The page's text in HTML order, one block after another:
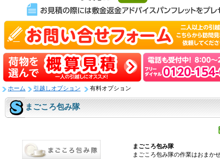
ホーム 引越しオプション 有料オプション
まごころ包み隊
まごころ包み隊
まごころ包み隊の作業はおまか